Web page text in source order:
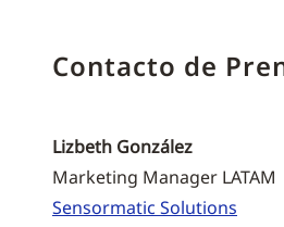
Contacto de
Lizbeth González
Marketing Manager LATAM
Sensormatic Solutions